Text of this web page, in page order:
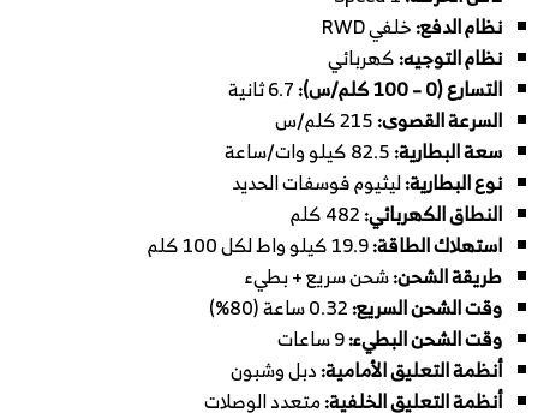
نظام الدفع:خلفي RWD
نظام التوجيه:كهربائي
التسارع (0 – 100 كلم/س):
السرعة القصوى:
سعة البطارية:
نوع البطارية:ليثيوم فوسفات الحديد
النطاق الكهربائي:
استهلاك الطاقة:
طريقة الشحن:شحن سريع + بطيء
وقت الشحن السريع:
وقت الشحن البطيء:
أنظمة التعليق الأمامية:دبل وشبون
أنظمة التعليق الخلفية:متعدد الوصلات